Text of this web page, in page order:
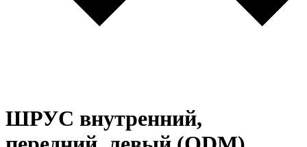
ШРУС внутренний,